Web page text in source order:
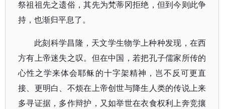
祭祖祖先之遗俗，其先为梵蒂冈拒绝，但到今则此争
持，也渐归平息了。
此刻科学昌隆，天文学生物学上种种发现，在西
方有上帝迷失之叹。但在中国，若把孔子儒家所传的
心性之学来体会耶稣的十字架精神，岂不反可更直
接、更明白、不烦在上帝创世与降生人类的传说上来
多寻证据，多作辩护，又如举世在衣食权利上奔竞攘